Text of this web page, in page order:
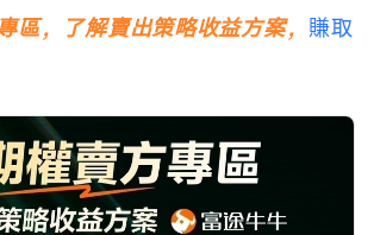
區，了解賣出策略收益方案， 賺取